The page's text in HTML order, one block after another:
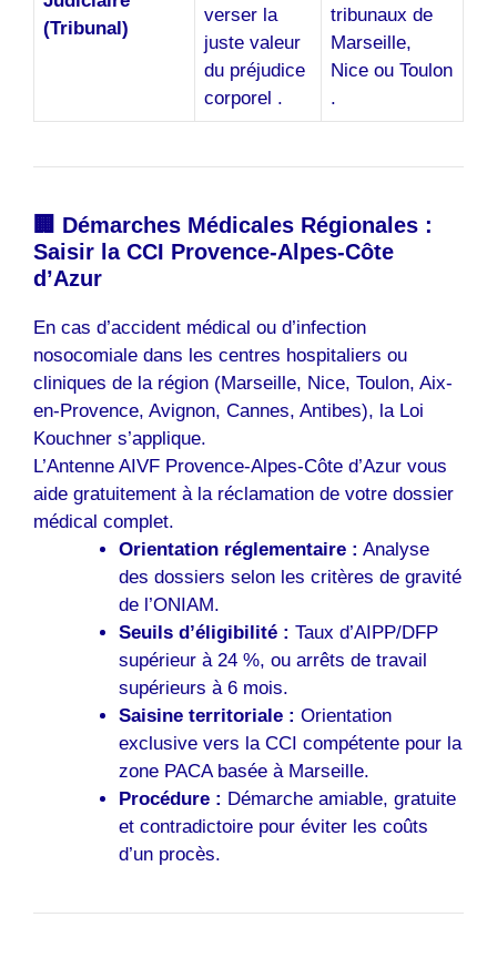
(Tribunal)
verser la
juste valeur
du préjudice
corporel .
tribunaux de
Marseille,
Nice ou Toulon
.
🏢 Démarches Médicales Régionales :
Saisir la CCI Provence-Alpes-Côte
d’Azur
En cas d’accident médical ou d’infection
nosocomiale dans les centres hospitaliers ou
cliniques de la région (Marseille, Nice, Toulon, Aix-
en-Provence, Avignon, Cannes, Antibes), la Loi
Kouchner s’applique.
L’Antenne AIVF Provence-Alpes-Côte d’Azur vous
aide gratuitement à la réclamation de votre dossier
médical complet.
Orientation réglementaire : Analyse
des dossiers selon les critères de gravité
de l’ONIAM.
Seuils d’éligibilité : Taux d’AIPP/DFP
supérieur à 24 %, ou arrêts de travail
supérieurs à 6 mois.
Saisine territoriale : Orientation
exclusive vers la CCI compétente pour la
zone PACA basée à Marseille.
Procédure : Démarche amiable, gratuite
et contradictoire pour éviter les coûts
d’un procès.